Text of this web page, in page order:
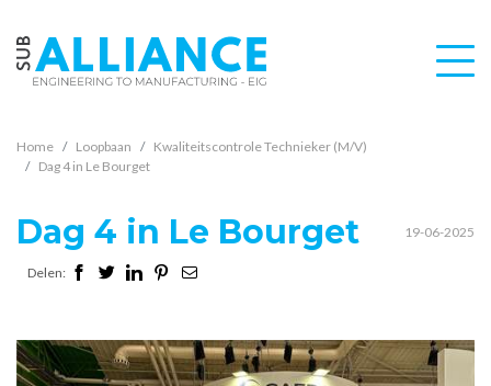
Home Loopbaan
Kwaliteitscontrole Technieker (M/V)
Dag 4 in Le Bourget
Dag 4 in Le Bourget 19-06-2025
Delen: